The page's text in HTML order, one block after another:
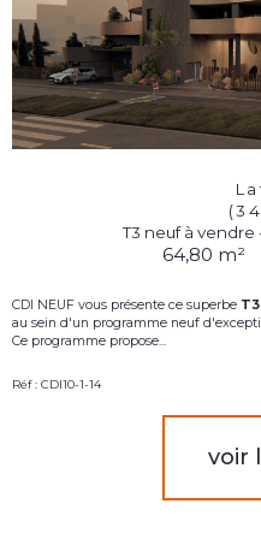
T3 neuf à vendre
64,80 m²
CDI NEUF vous présente ce superbe T3
au sein d'un programme neuf
Ce programme propose...
Réf : CDI10-1-14
voir